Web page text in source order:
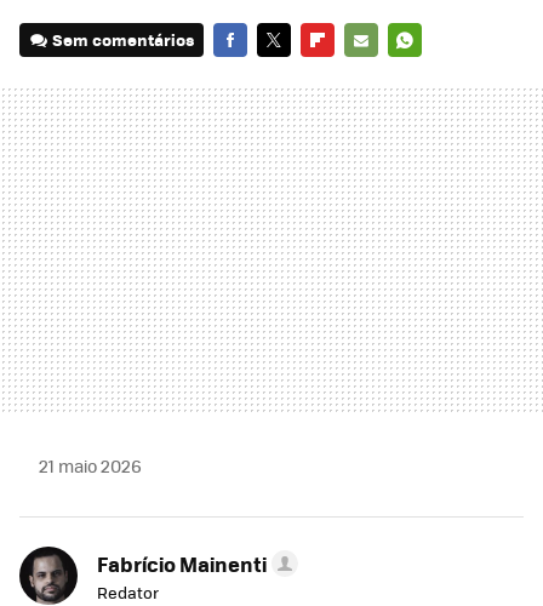
Sem comentários
MAIL
21 maio 2026
Fabrício Mainenti
Redator